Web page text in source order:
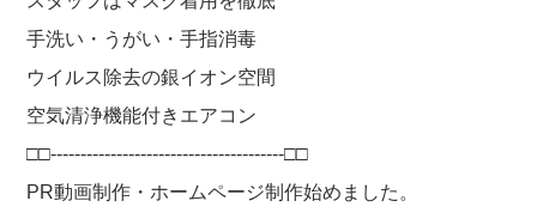
手洗い・うがい・手指消毒
ウイルス除去の銀イオン空間
空気清浄機能付きエアコン
□□---------------------------------------□□
PR動画制作・ホームページ制作始めました。